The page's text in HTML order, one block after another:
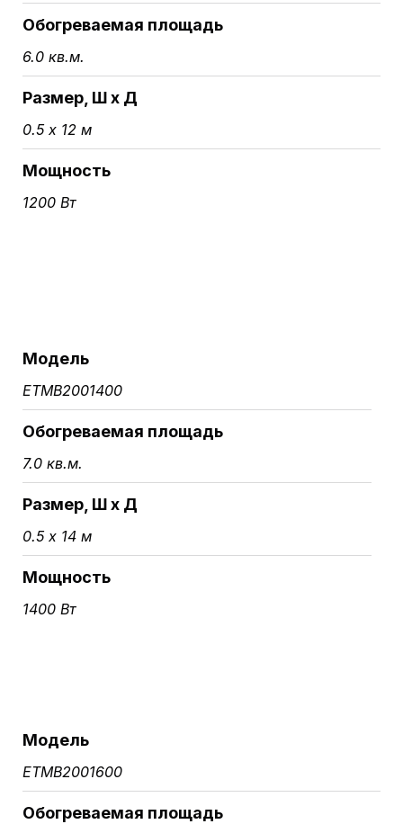
Обогреваемая площадь
6.0 кв.м.
Размер, Ш х Д
0.5 х 12 м
Мощность
1200 Вт
Модель
ETMB2001400
Обогреваемая площадь
7.0 кв.м.
Размер, Ш х Д
0.5 х 14 м
Мощность
1400 Вт
Модель
ETMB2001600
Обогреваемая площадь